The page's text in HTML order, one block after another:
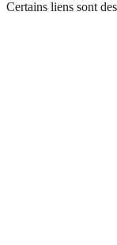
Certains liens sont